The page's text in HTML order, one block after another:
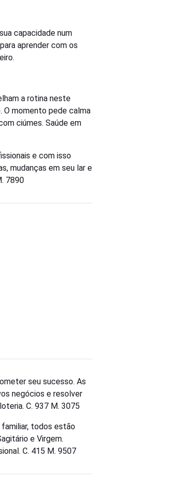
capacidade num
aprender com os
a rotina neste
O momento pede calma
ciúmes. Saúde em
e com isso
mudanças em seu lar e
7890
seu sucesso. As
negócios e resolver
C. 937 M. 3075
familiar, todos estão
e Virgem.
C. 415 M. 9507